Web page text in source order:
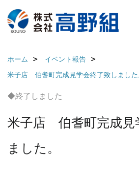
ホーム
イベント報告
米子店 伯耆町完成見学会終了致しました
◆終了しました
米子店 伯耆町完成見
ました。